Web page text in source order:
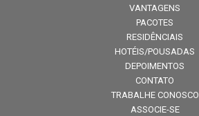
VANTAGENS
PACOTES
RESIDÊNCIAIS
HOTÉIS/POUSADAS
DEPOIMENTOS
CONTATO
TRABALHE CONOSCO
ASSOCIE-SE